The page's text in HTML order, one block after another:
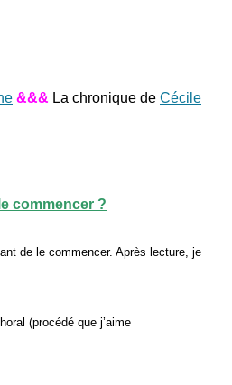
&&& La chronique de Cécile
commencer ?
de le commencer. Après lecture, je
(procédé que j’aime